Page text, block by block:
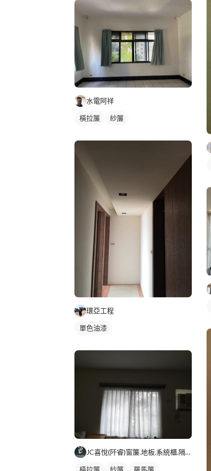
水電阿祥
橫拉簾 紗簾
環亞工程
單色油漆
JC喜悅(阡睿)窗簾.地板.系統櫃.隔熱紙joy curta
橫拉簾 紗簾 羅馬簾